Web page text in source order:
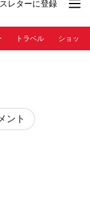
レターに登録
トラベル ショッピ
ント